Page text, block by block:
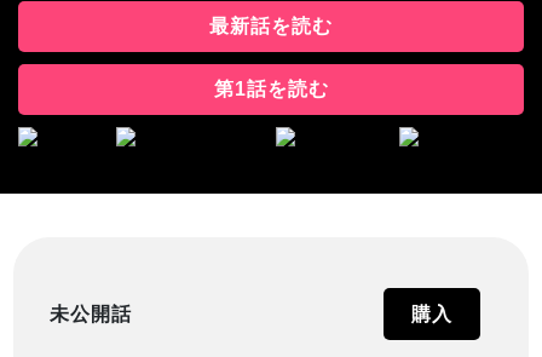
最新話を読む
第1話を読む
未公開話 購入